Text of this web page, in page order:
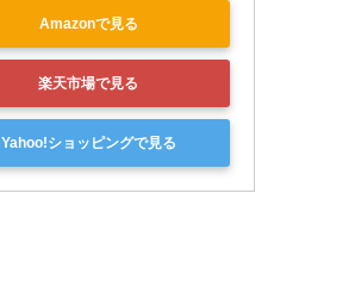
Amazonで見る
楽天市場で見る
Yahoo!ショッピングで見る